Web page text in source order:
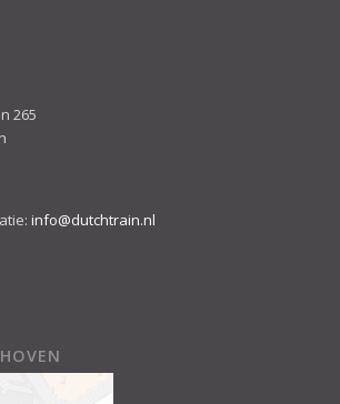
265
info@dutchtrain.nl